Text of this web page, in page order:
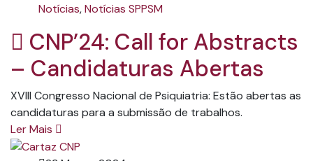
Notícias,Notícias SPPSM
CNP’24: Call for Abstracts
– Candidaturas Abertas
XVIII Congresso Nacional de Psiquiatria: Estão abertas as
candidaturas para a submissão de trabalhos.
Ler Mais